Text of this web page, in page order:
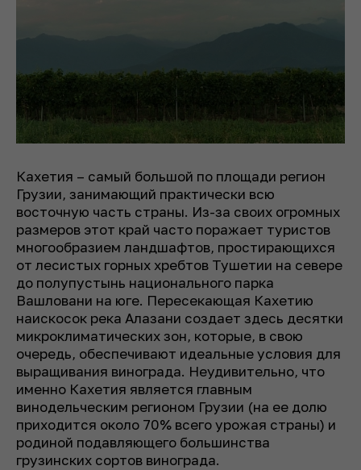
Кахетия – самый большой по площади регион
Грузии, занимающий практически всю
восточную часть страны. Из-за своих огромных
размеров этот край часто поражает туристов
многообразием ландшафтов, простирающихся
от лесистых горных хребтов Тушетии на севере
до полупустынь национального парка
Вашловани на юге. Пересекающая Кахетию
наискосок река Алазани создает здесь десятки
микроклиматических зон, которые, в свою
очередь, обеспечивают идеальные условия для
выращивания винограда. Неудивительно, что
именно Кахетия является главным
винодельческим регионом Грузии (на ее долю
приходится около 70% всего урожая страны) и
родиной подавляющего большинства
грузинских сортов винограда.